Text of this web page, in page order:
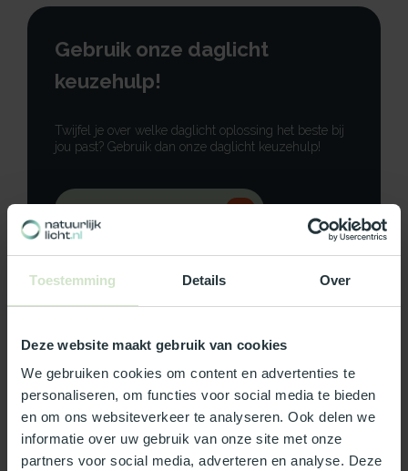
Toestemming Details Over
Deze website maakt gebruik van cookies
We gebruiken cookies om content en advertenties te
personaliseren, om functies voor social media te bieden
en om ons websiteverkeer te analyseren. Ook delen we
informatie over uw gebruik van onze site met onze
partners voor social media, adverteren en analyse. Deze
Gebruik onze daglicht
keuzehulp!
Twijfel je over welke daglicht oplossing het beste bij
jou past? Gebruik dan onze daglicht keuzehulp!
Neem contact op
Productomschrijving
Specificaties
Reviews